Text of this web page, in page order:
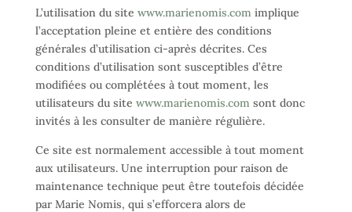
L’utilisation du site www.marienomis.comimplique
l’acceptation pleine et entière des conditions
générales d’utilisation ci-après décrites. Ces
conditions d’utilisation sont susceptibles d’être
modifiées ou complétées à tout moment, les
utilisateurs du site www.marienomis.comsont donc
invités à les consulter de manière régulière.
Ce site est normalement accessible à tout moment
aux utilisateurs. Une interruption pour raison de
maintenance technique peut être toutefois décidée
par Marie Nomis, qui s’efforcera alors de